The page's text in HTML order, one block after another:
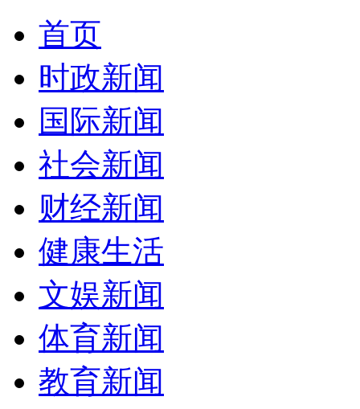
首页
时政新闻
国际新闻
社会新闻
财经新闻
健康生活
文娱新闻
体育新闻
教育新闻